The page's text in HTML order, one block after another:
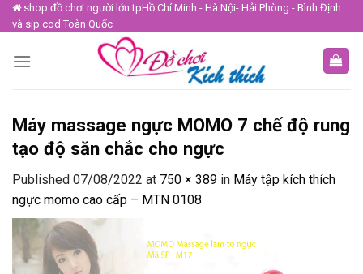
Skip
to
shop đồ chơi người lớn tpHồ Chí Minh - Hà Nội- Hải Phòng - Bình Định
và sip cod Toàn Quốc
Máy massage ngực MOMO 7 chế độ rung
tạo độ săn chắc cho ngực
Published 07/08/2022 at 750 × 389 in Máy tập kích thích
ngực momo cao cấp – MTN 0108